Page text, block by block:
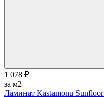
1 078 ₽
за м2
Ламинат Kastamonu